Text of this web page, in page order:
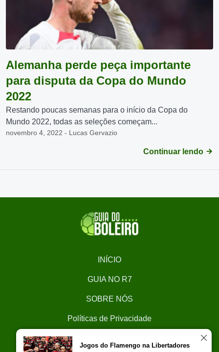
Alemanha perde peça importante
para disputa da Copa do Mundo
2022
Restando poucas semanas para o início da Copa do
Mundo 2022, todas as seleções começam...
novembro 4, 2022 - Lucas Gervazio
Continuar lendo
INÍCIO
GUIA NO R7
SOBRE NÓS
Políticas de Privacidade
Jogos do Flamengo na Libertadores